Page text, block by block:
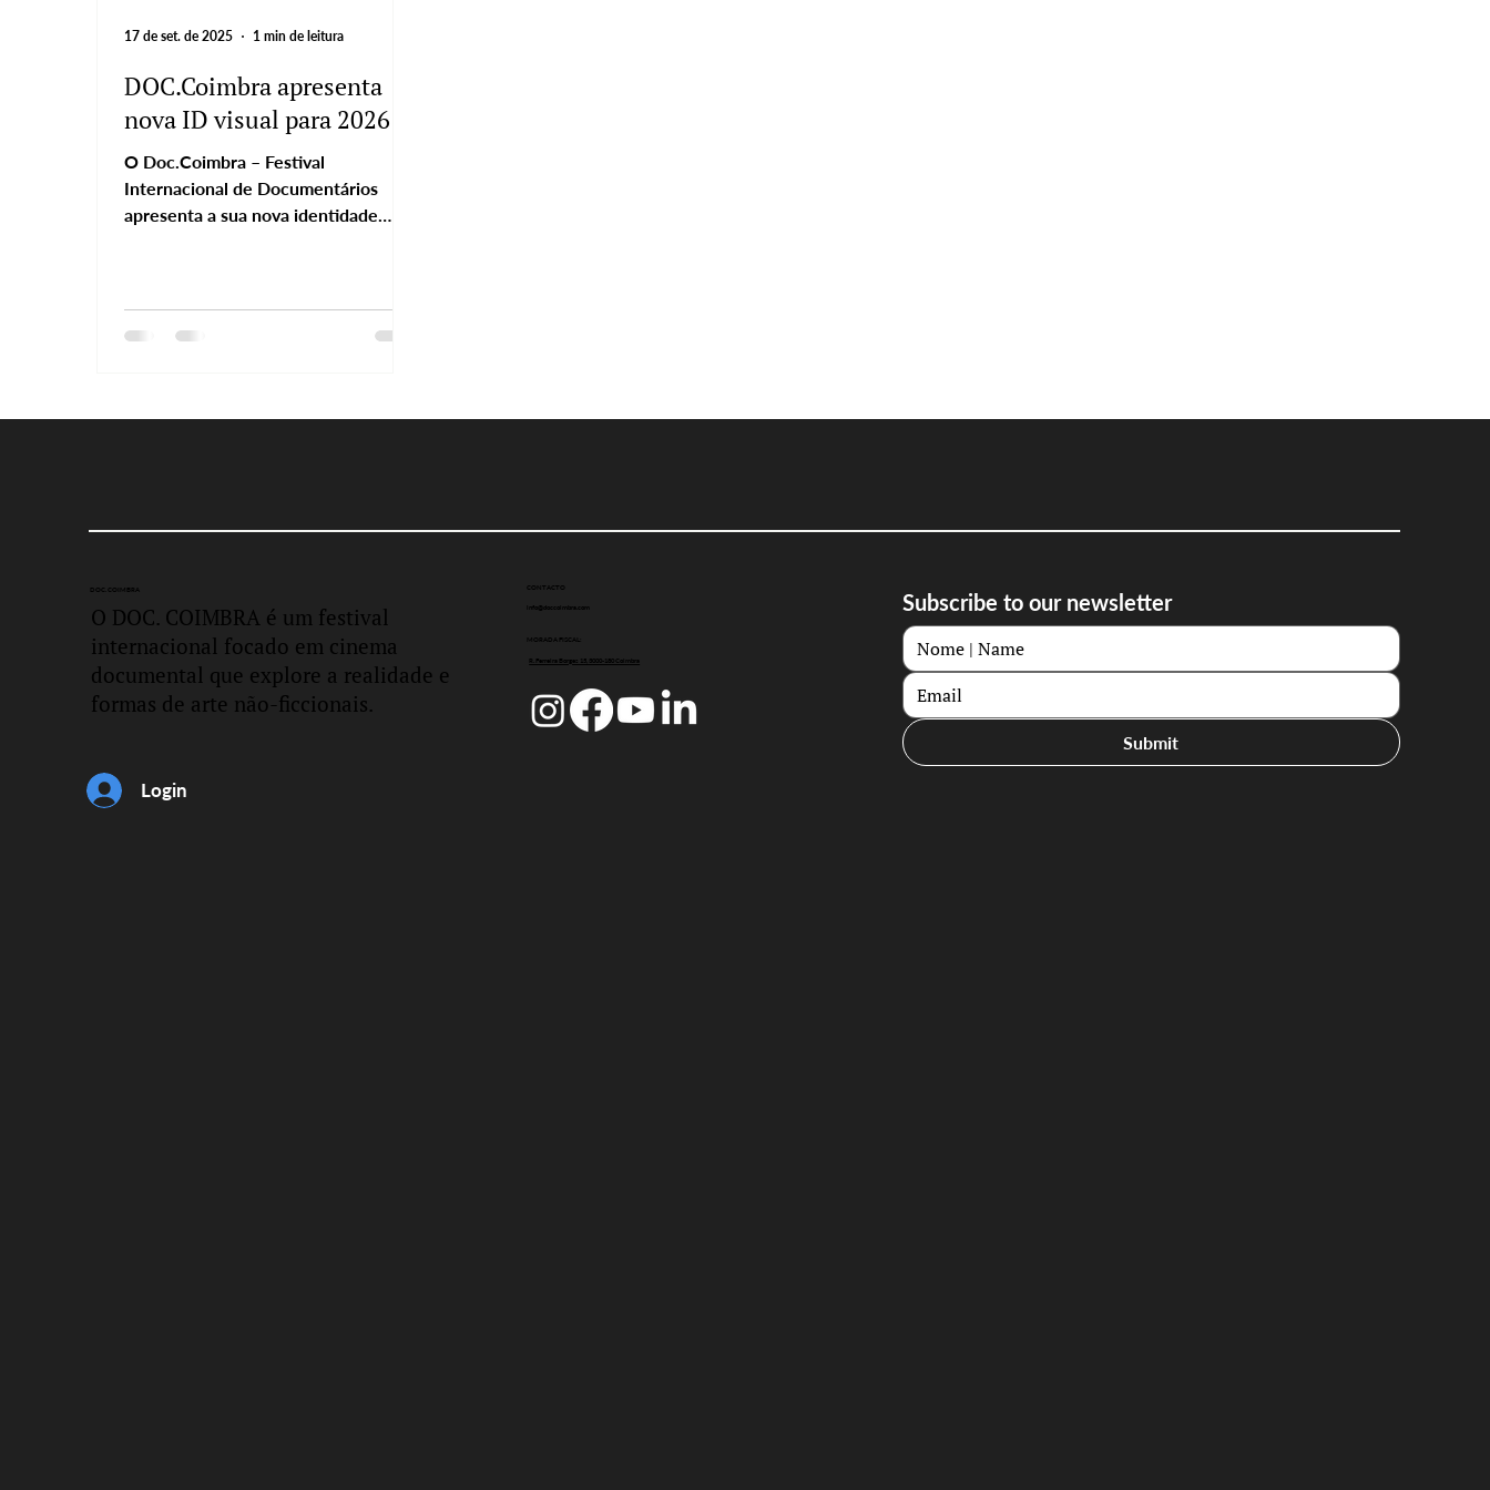
DOC.Coimbra apresenta
nova ID visual para 2026
O Doc.Coimbra – Festival
Internacional de Documentários
apresenta a sua nova identidade
um universo gráfico singular, assente
que represent
17 de set. de 2025 1 min de leitura
DOC. COIMBRA
O DOC. COIMBRA é um festival
internacional focado em cinema
documental que explore a realidade e
formas de arte não-ficcionais.
Login
CONTACTO
info@doccoimbra.com
MORADA FISCAL:
R. Ferreira Borges 15, 3000-180 Coimbra
Subscribe to our newsletter
Submit